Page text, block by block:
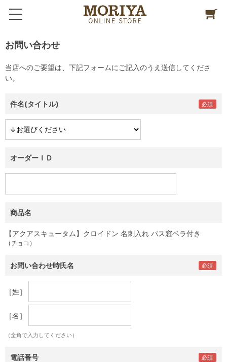
お問い合わせ
当店へのご要望は、下記フォームにご記入のうえ送信してくださ
い。
件名(タイトル)
オーダーＩＤ
商品名
【アクアスキュータム】クロイドン 名刺入れ パス窓ベラ付き
（チョコ）
お問い合わせ時氏名
［姓］
［名］
（全角で入力してください）
電話番号